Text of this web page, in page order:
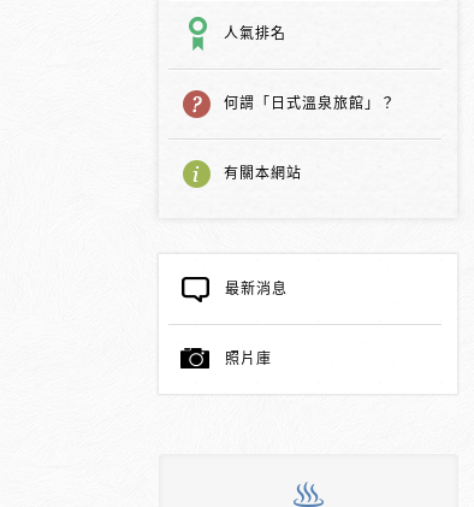
人氣排名
何謂「日式溫泉旅館」？
有關本網站
最新消息
照片庫